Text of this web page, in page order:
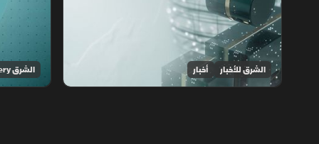
الشرق للأخبار أخبار الشرق Discovery